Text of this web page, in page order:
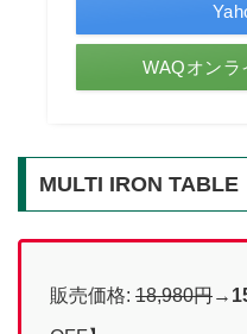
WAQオンラ
MULTI IRON TABLE
販売価格: 18,980円→